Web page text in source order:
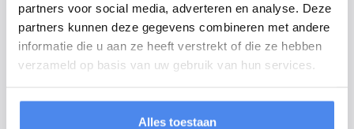
partners voor social media, adverteren en analyse. Deze
partners kunnen deze gegevens combineren met andere
informatie die u aan ze heeft verstrekt of die ze hebben
verzameld op basis van uw gebruik van hun services.
Alles toestaan
Met zijn driezijdige kiepfunctie tot 49° en zijn robuuste kwaliteit is de
Anssems KSX een stuk gereedschap voor de intensieve gebruiker. De
de stalen vloerplaat. De kippers zijn 100% houtvrij en een lange